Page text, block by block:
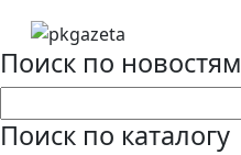
Поиск по новостям
Поиск по каталогу